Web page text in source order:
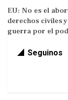
La defensa
destino,
sentimiento
de Minin y
ataque en el
al enemigo
EU: No es el
derechos civiles
guerra por el
Seguinos